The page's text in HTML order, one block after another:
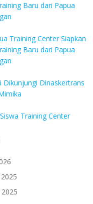
Baru dari Papua
Training Center Siapkan
Baru dari Papua
Dikunjungi Dinaskertrans
Training Center